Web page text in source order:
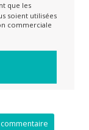
que les
soient utilisées
commerciale